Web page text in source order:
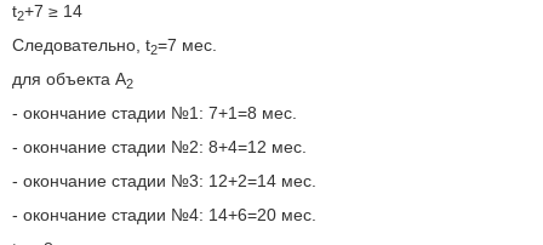
t2+7 ≥ 14
Следовательно, t2=7 мес.
для объекта A2
- окончание стадии №1: 7+1=8 мес.
- окончание стадии №2: 8+4=12 мес.
- окончание стадии №3: 12+2=14 мес.
- окончание стадии №4: 14+6=20 мес.